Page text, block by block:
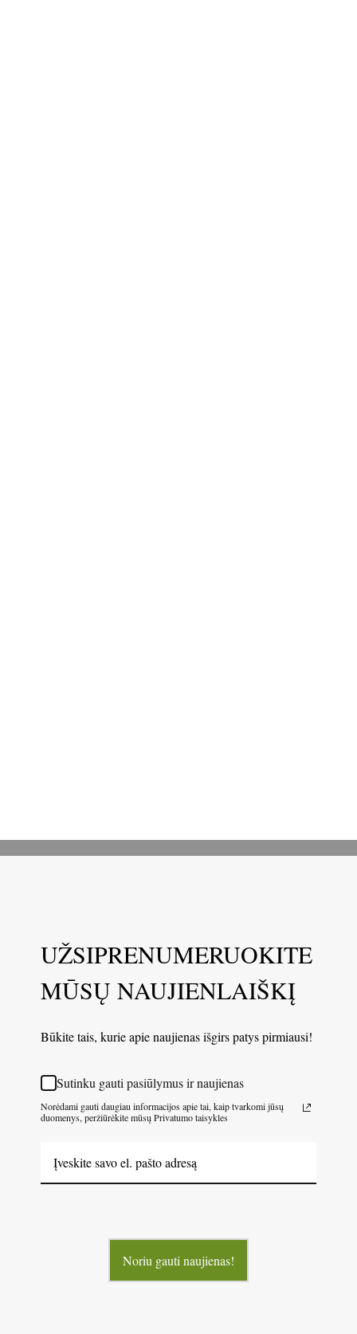
UŽSIPRENUMERUOKITE
MŪSŲ NAUJIENLAIŠKĮ
Būkite tais, kurie apie naujienas išgirs patys pirmiausi!
Sutinku gauti pasiūlymus ir naujienas
Norėdami gauti daugiau informacijos apie tai, kaip tvarkomi jūsų
duomenys, peržiūrėkite mūsų Privatumo taisykles
Noriu gauti naujienas!